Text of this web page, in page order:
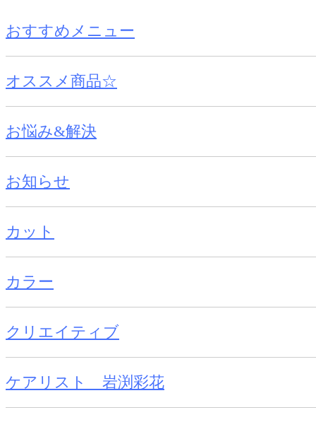
おすすめメニュー
オススメ商品☆
お悩み&解決
お知らせ
カット
カラー
クリエイティブ
ケアリスト 岩渕彩花